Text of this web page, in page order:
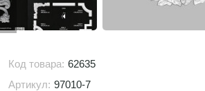
Код товара: 62635
Артикул: 97010-7